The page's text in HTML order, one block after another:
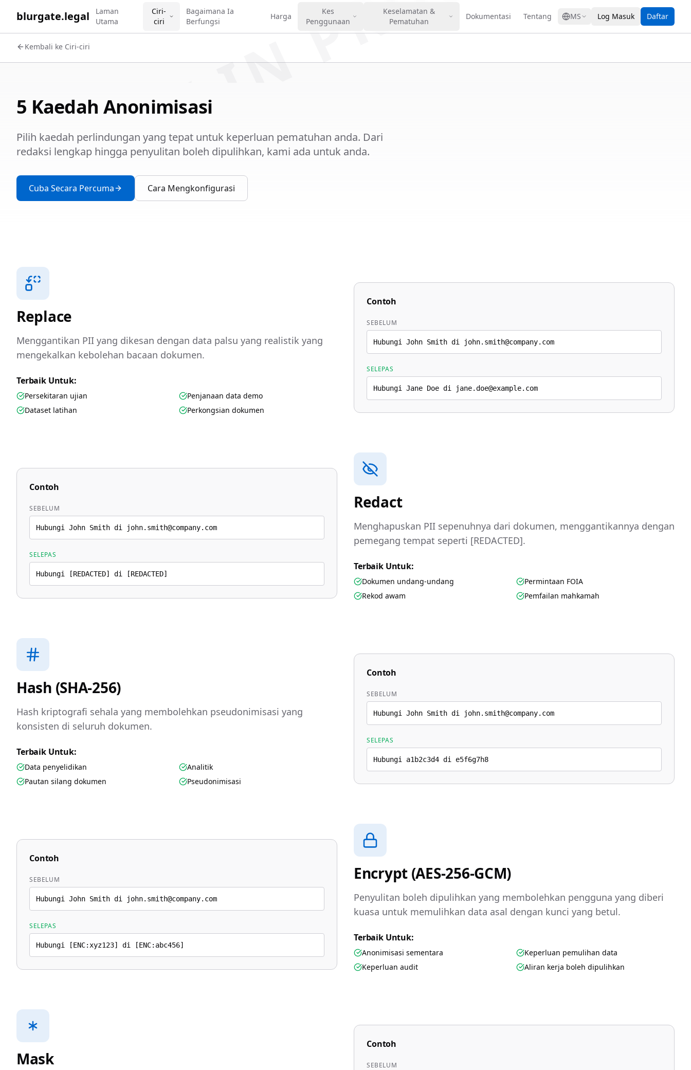
blurgate.legal
Laman
Utama
Ciri-
ciri
Bagaimana Ia
Berfungsi
Harga
Kes
Penggunaan
Keselamatan &
Pematuhan
Dokumentasi Tentang MS Log Masuk Daftar
Kembali ke Ciri-ciri
5 Kaedah Anonimisasi
Pilih kaedah perlindungan yang tepat untuk keperluan pematuhan anda. Dari
redaksi lengkap hingga penyulitan boleh dipulihkan, kami ada untuk anda.
Cuba Secara Percuma Cara Mengkonfigurasi
Replace
Menggantikan PII yang dikesan dengan data palsu yang realistik yang
mengekalkan kebolehan bacaan dokumen.
Terbaik Untuk:
Persekitaran ujian
Penjanaan data demo
Dataset latihan
Perkongsian dokumen
Contoh
SEBELUM
Hubungi John Smith di john.smith@company.com
SELEPAS
Hubungi Jane Doe di jane.doe@example.com
Redact
Menghapuskan PII sepenuhnya dari dokumen, menggantikannya dengan
pemegang tempat seperti [REDACTED].
Terbaik Untuk:
Dokumen undang-undang
Permintaan FOIA
Rekod awam
Pemfailan mahkamah
Contoh
SEBELUM
Hubungi John Smith di john.smith@company.com
SELEPAS
Hubungi [REDACTED] di [REDACTED]
Hash (SHA-256)
Hash kriptografi sehala yang membolehkan pseudonimisasi yang
konsisten di seluruh dokumen.
Terbaik Untuk:
Data penyelidikan
Analitik
Pautan silang dokumen
Pseudonimisasi
Contoh
SEBELUM
Hubungi John Smith di john.smith@company.com
SELEPAS
Hubungi a1b2c3d4 di e5f6g7h8
Encrypt (AES-256-GCM)
Penyulitan boleh dipulihkan yang membolehkan pengguna yang diberi
kuasa untuk memulihkan data asal dengan kunci yang betul.
Terbaik Untuk:
Anonimisasi sementara
Keperluan pemulihan data
Keperluan audit
Aliran kerja boleh dipulihkan
Contoh
SEBELUM
Hubungi John Smith di john.smith@company.com
SELEPAS
Hubungi [ENC:xyz123] di [ENC:abc456]
Mask
Contoh
SEBELUM